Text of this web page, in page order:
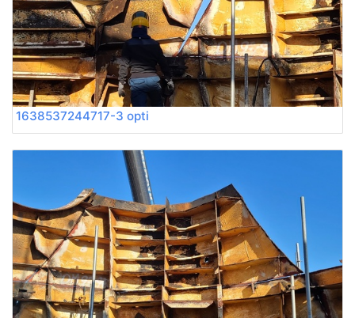
1638537244717-3 opti